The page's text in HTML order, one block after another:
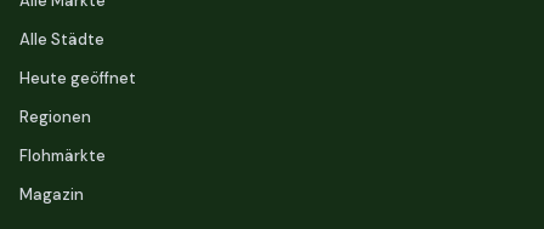
Alle Städte
Heute geöffnet
Regionen
Flohmärkte
Magazin